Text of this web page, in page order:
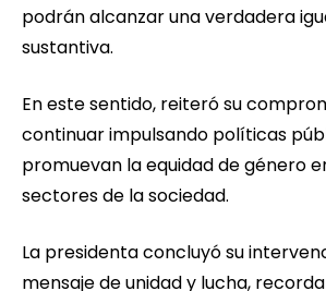
podrán alcanzar una verdadera
sustantiva.
En este sentido, reiteró su
continuar impulsando políticas
promuevan la equidad de género
sectores de la sociedad.
La presidenta concluyó su
mensaje de unidad y lucha,